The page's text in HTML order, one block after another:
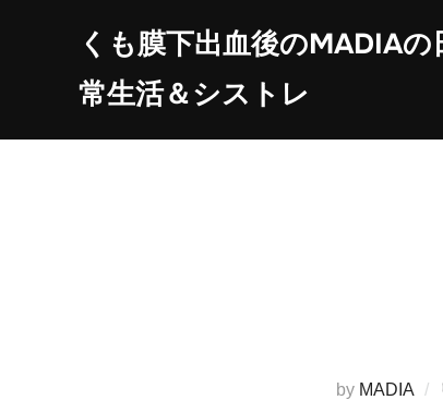
ツ
くも膜下出血後のMADIAの
常生活＆シストレ
by MADIA